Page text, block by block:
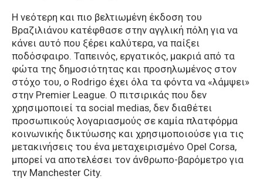
Η νεότερη και πιο βελτιωμένη έκδοση του
Βραζιλιάνου κατέφθασε στην αγγλική πόλη για να
κάνει αυτό που ξέρει καλύτερα, να παίξει
ποδόσφαιρο. Ταπεινός, εργατικός, μακριά από τα
φώτα της δημοσιότητας και προσηλωμένος στον
στόχο του, ο Rodrigo έχει όλα τα φόντα να «λάμψει»
στην Premier League. Ο πιτσιρικάς που δεν
χρησιμοποιεί τα social medias, δεν διαθέτει
προσωπικούς λογαριασμούς σε καμία πλατφόρμα
κοινωνικής δικτύωσης και χρησιμοποιούσε για τις
μετακινήσεις του ένα μεταχειρισμένο Opel Corsa,
μπορεί να αποτελέσει τον άνθρωπο-βαρόμετρο για
την Manchester City.